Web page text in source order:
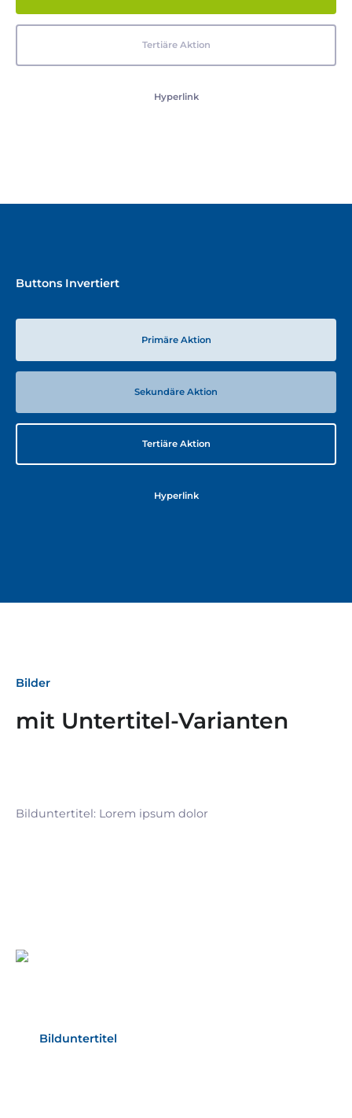
Tertiäre Aktion
Hyperlink
Buttons Invertiert
Primäre Aktion
Sekundäre Aktion
Tertiäre Aktion
Hyperlink
Bilder
mit Untertitel-Varianten
Bilduntertitel: Lorem ipsum dolor
Bilduntertitel